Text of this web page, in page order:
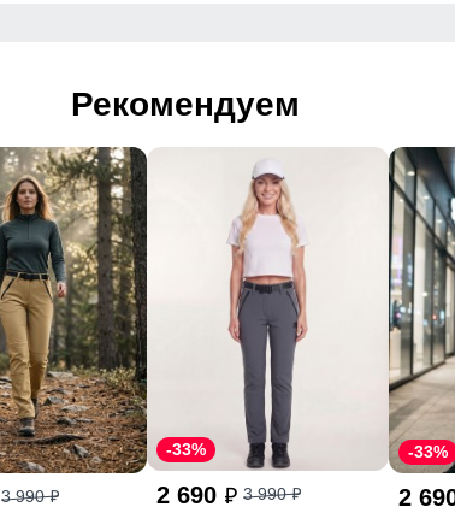
Рекомендуем
3 990p 2 690 p 3 990p
-33%
2
-33%